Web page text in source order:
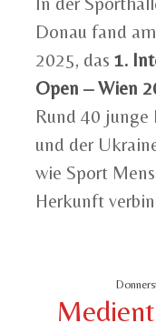
Donau fand
2025, das 1.
Open – Wien
Rund 40 junge
und der
wie Sport
Herkunft